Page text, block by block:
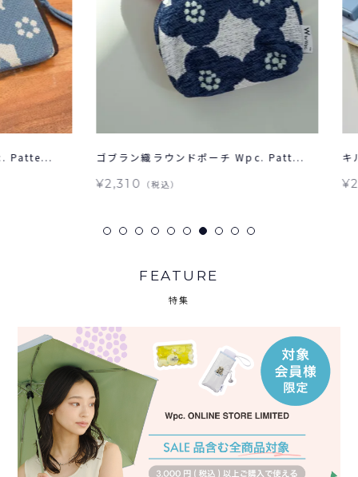
ゴブラン織ラウンドポーチ Wpc. Patt...
¥2,310 （税込）
キルテ
FEATURE
特集